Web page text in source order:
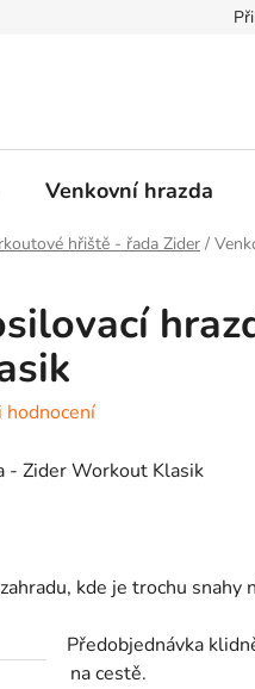
Venkovní hrazda
hřiště - řada Zider /
hodnocení
- Zider Workout Klasik
kde je trochu snahy
Předobjednávka
na cestě.